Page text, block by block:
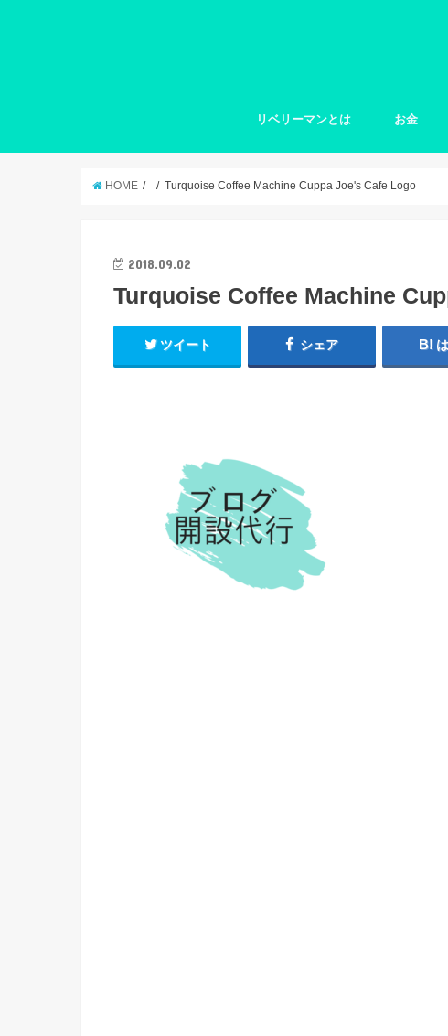
リベリーマンとは お金
HOME Turquoise Coffee Machine Cuppa Joe's Cafe Logo
2018.09.02
Turquoise Coffee Machine
ツイート シェア